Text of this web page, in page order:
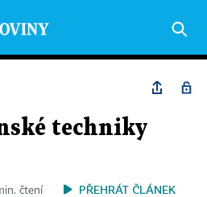
techniky
čtení PŘEHRÁT ČLÁNEK